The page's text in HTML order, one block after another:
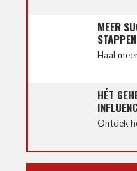
MEER
STAPPEN
Haal
HÉT
Ontdek